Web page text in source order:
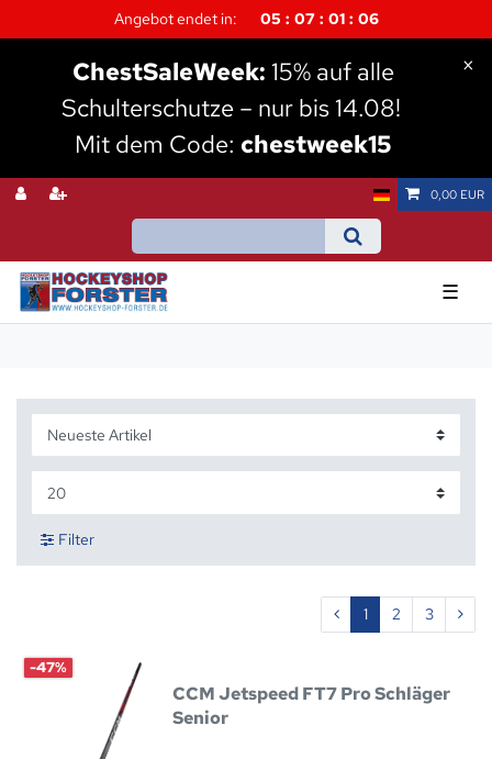
Angebot endet in: 05 07 01 06
ChestSaleWeek: 15% auf alle
Schulterschutze – nur bis 14.08!
Mit dem Code: chestweek15
×
0,00 EUR
☰
Filter
1 2 3
-47%
CCM Jetspeed FT7 Pro Schläger
Senior